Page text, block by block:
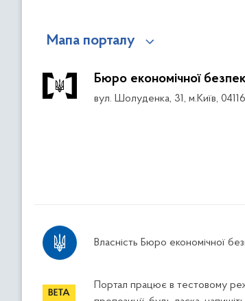
Мапа порталу
Бюро економічної
вул. Шолуденка, 31, м.Київ, 04116
Власність Бюро економічної
Портал працює в тестовому